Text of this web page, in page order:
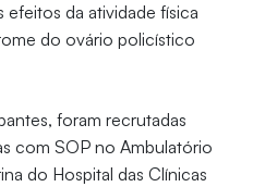
da atividade física
do ovário policístico
foram recrutadas
com SOP no Ambulatório
do Hospital das Clínicas